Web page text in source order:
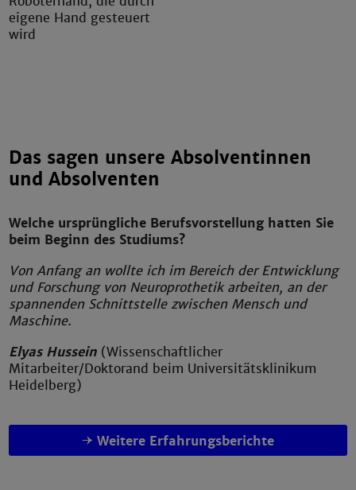
eigene Hand gesteuert
wird
Das sagen unsere Absolventinnen
und Absolventen
Welche ursprüngliche Berufsvorstellung hatten Sie
beim Beginn des Studiums?
Von Anfang an wollte ich im Bereich der Entwicklung
und Forschung von Neuroprothetik arbeiten, an der
spannenden Schnittstelle zwischen Mensch und
Maschine.
Elyas Hussein (Wissenschaftlicher
Mitarbeiter/Doktorand beim Universitätsklinikum
Heidelberg)
Weitere Erfahrungsberichte